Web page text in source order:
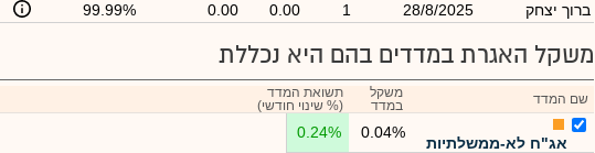
ברוך יצחק 28/8/2025
1
0.00
0.00
99.99%
משקל האגרת במדדים בהם היא נכללת
שם המדד
משקל
במדד
תשואת המדד
(% שינוי חודשי)
אג"ח לא-ממשלתיות
0.04%
0.24%